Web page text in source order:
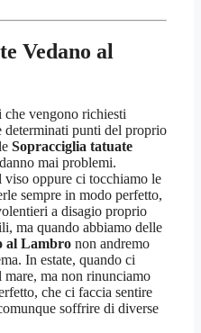
Vedano al
che vengono richiesti
determinati punti del proprio
Sopracciglia tatuate
mai problemi.
oppure ci tocchiamo le
sempre in modo perfetto,
a disagio proprio
ma quando abbiamo delle
al Lambro non andremo
In estate, quando ci
ma non rinunciamo
che ci faccia sentire
soffrire di diverse